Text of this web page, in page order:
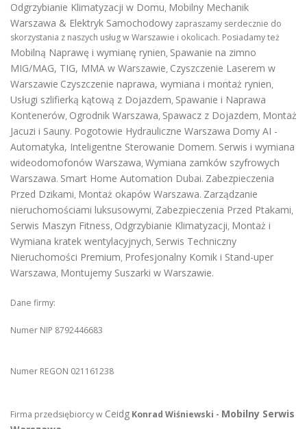
Odgrzybianie Klimatyzacji w Domu, Mobilny Mechanik
Warszawa & Elektryk Samochodowy zapraszamy serdecznie do
skorzystania z naszych usług w Warszawie i okolicach. Posiadamy też
Mobilną Naprawę i wymianę rynien, Spawanie na zimno
MIG/MAG, TIG, MMA w Warszawie, Czyszczenie Laserem w
Warszawie Czyszczenie naprawa, wymiana i montaż rynien,
Usługi szlifierką kątową z Dojazdem, Spawanie i Naprawa
Kontenerów, Ogrodnik Warszawa, Spawacz z Dojazdem, Montaż
Jacuzi i Sauny. Pogotowie Hydrauliczne Warszawa Domy AI -
Automatyka, Inteligentne Sterowanie Domem. Serwis i wymiana
wideodomofonów Warszawa, Wymiana zamków szyfrowych
Warszawa. Smart Home Automation Dubai. Zabezpieczenia
Przed Dzikami, Montaż okapów Warszawa. Zarządzanie
nieruchomościami luksusowymi, Zabezpieczenia Przed Ptakami,
Serwis Maszyn Fitness, Odgrzybianie Klimatyzacji, Montaż i
Wymiana kratek wentylacyjnych, Serwis Techniczny
Nieruchomości Premium, Profesjonalny Komik i Stand-uper
Warszawa, Montujemy Suszarki w Warszawie.
Dane firmy:
Numer NIP 8792446683
Numer REGON 021161238
Firma przedsiębiorcy w Ceidg Konrad Wiśniewski - Mobilny Serwis